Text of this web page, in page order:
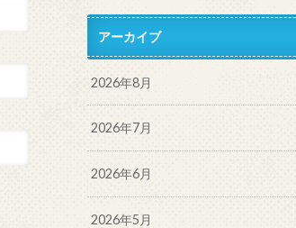
アーカイブ
2026年8月
2026年7月
2026年6月
2026年5月